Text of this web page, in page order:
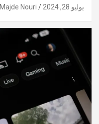
يوليو 28, 2024 Majde Nouri